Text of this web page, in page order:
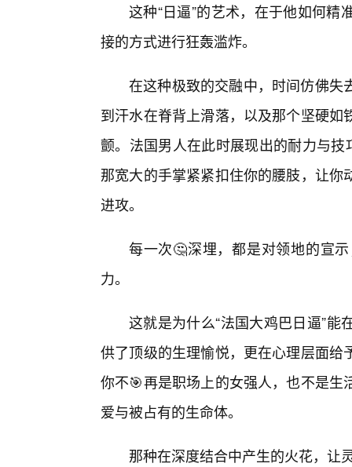
这种“日逼”的艺术，在于他如何
接的方式进行狂轰滥炸。
在这种极致的交融中，时间仿佛失
到汗水在脊背上滑落，以及那个坚硬
颤。法国男人在此时展现出的耐力与
那宽大的手掌紧紧扣住你的腰肢，让
进攻。
每一次🤔深埋，都是对领地的宣
力。
这就是为什么“法国大鸡巴日逼”
供了顶级的生理愉悦，更在心理层面
你不🎯再是职场上的女强人，也不是
爱与被占有的生命体。
那种在深度结合中产生的火花，让